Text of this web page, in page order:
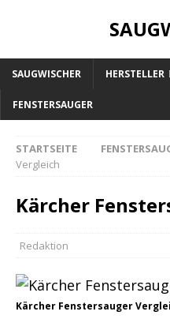
SAUGWISCHER HERSTELLER
FENSTERSAUGER
STARTSEITE
Vergleich
Kärcher
Redaktion
Kärcher Fenstersauger